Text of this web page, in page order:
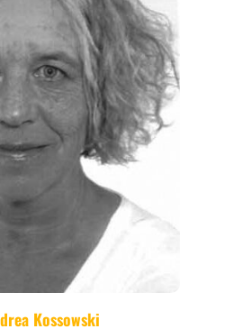
EVENTS
REISEFÜHRER
REISEMAGAZINE
ANGEBOTE